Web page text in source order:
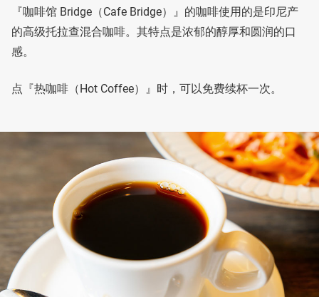
『咖啡馆 Bridge（Cafe Bridge）』的咖啡使用的是印尼产
的高级托拉查混合咖啡。其特点是浓郁的醇厚和圆润的口
感。
点『热咖啡（Hot Coffee）』时，可以免费续杯一次。